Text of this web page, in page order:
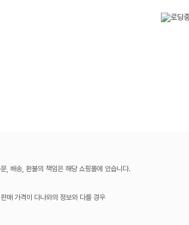
, 배송, 환불의 책임은 해당 쇼핑몰에 있습니다.
매 가격이 다나와의 정보와 다를 경우